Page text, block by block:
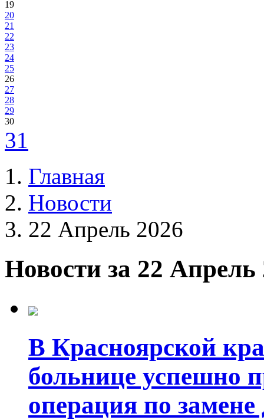
19
20
21
22
23
24
25
26
27
28
29
30
31
Главная
Новости
22 Апрель 2026
Новости за 22 Апрель
В Красноярской
больнице успешно
операция по